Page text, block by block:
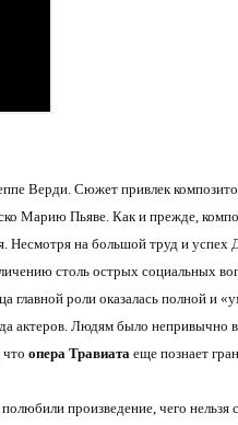
Верди. Сюжет привлек
Марию Пьяве. Как и прежде,
Несмотря на большой труд и успех
столь острых социальных
главной роли оказалась полной и
актеров. Людям было непривычно
опера Травиатаеще познает
произведение, чего нельзя